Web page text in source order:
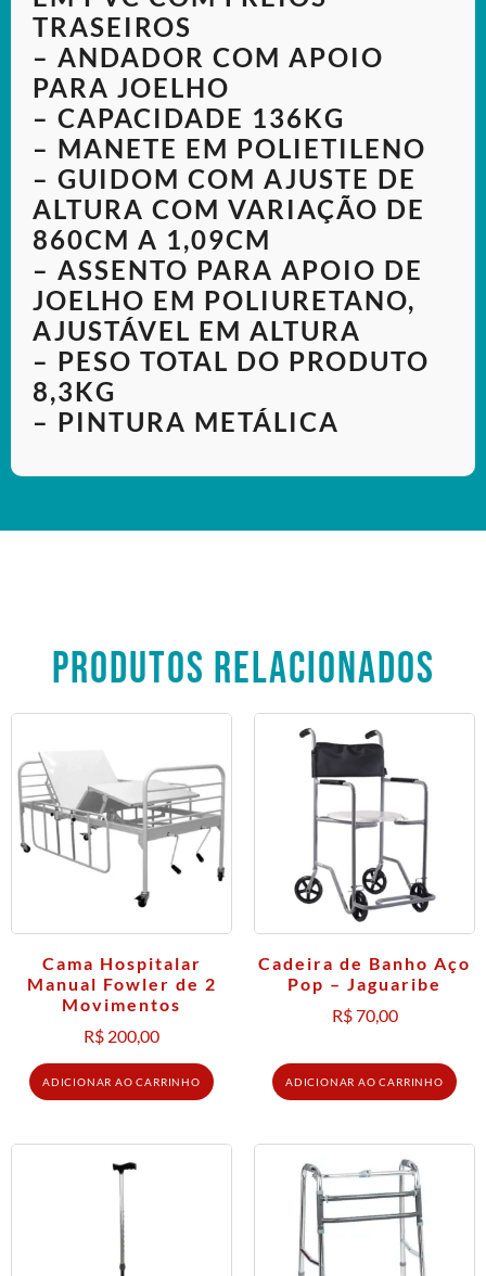
TRASEIROS
– ANDADOR COM APOIO
PARA JOELHO
– CAPACIDADE 136KG
– MANETE EM POLIETILENO
– GUIDOM COM AJUSTE DE
ALTURA COM VARIAÇÃO DE
860CM A 1,09CM
– ASSENTO PARA APOIO DE
JOELHO EM POLIURETANO,
AJUSTÁVEL EM ALTURA
– PESO TOTAL DO PRODUTO
8,3KG
– PINTURA METÁLICA
PRODUTOS RELACIONADOS
Cama Hospitalar
Manual Fowler de 2
Movimentos
R$ 200,00
ADICIONAR AO CARRINHO
Cadeira de Banho Aço
Pop – Jaguaribe
R$70,00
ADICIONAR AO CARRINHO